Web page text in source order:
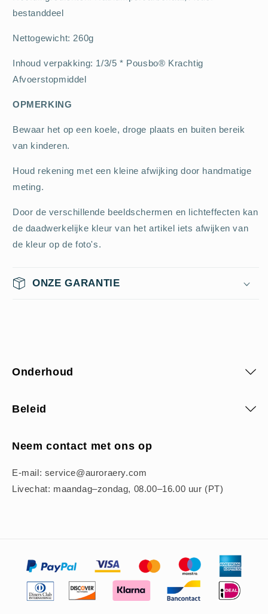
bestanddeel
Nettogewicht: 260g
Inhoud verpakking: 1/3/5 * Pousbo® Krachtig
Afvoerstopmiddel
OPMERKING
Bewaar het op een koele, droge plaats en buiten bereik
van kinderen.
Houd rekening met een kleine afwijking door handmatige
meting.
Door de verschillende beeldschermen en lichteffecten kan
de daadwerkelijke kleur van het artikel iets afwijken van
de kleur op de foto's.
ONZE GARANTIE
Onderhoud
Beleid
Neem contact met ons op
E-mail: service@auroraery.com
Livechat: maandag–zondag, 08.00–16.00 uur (PT)